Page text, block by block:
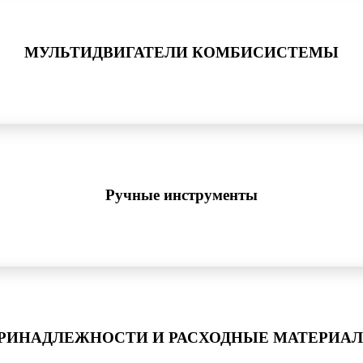
МУЛЬТИДВИГАТЕЛИ КОМБИСИСТЕМЫ
Ручные инструменты
И РАСХОДНЫЕ